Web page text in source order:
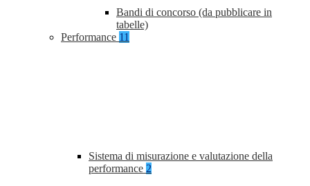
Bandi di concorso (da pubblicare in
tabelle)
Performance 11
Sistema di misurazione e valutazione della
performance 2